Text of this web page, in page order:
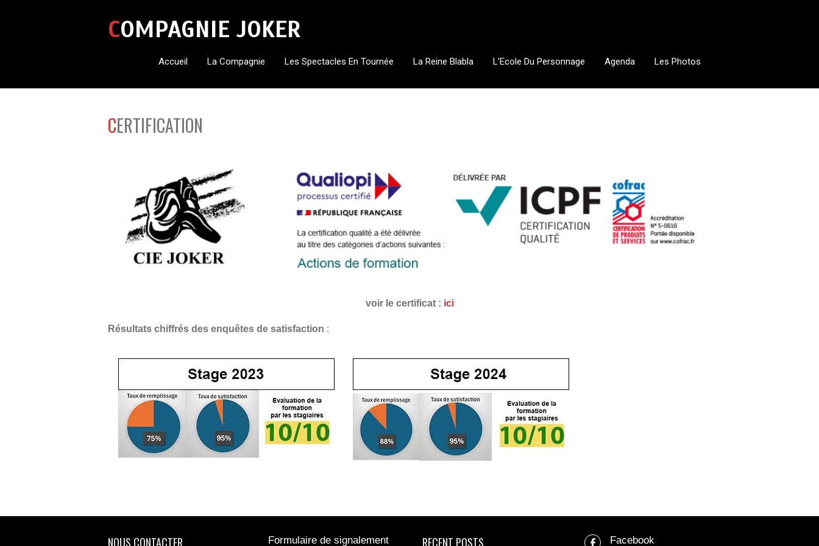
COMPAGNIE JOKER
Accueil La Compagnie Les Spectacles En Tournée La Reine Blabla L’Ecole Du Personnage Agenda Les Photos
CERTIFICATION
voir le certificat : ici
Résultats chiffrés des enquêtes de satisfaction :
NOUS CONTACTER Formulaire de signalement RECENT POSTS Facebook